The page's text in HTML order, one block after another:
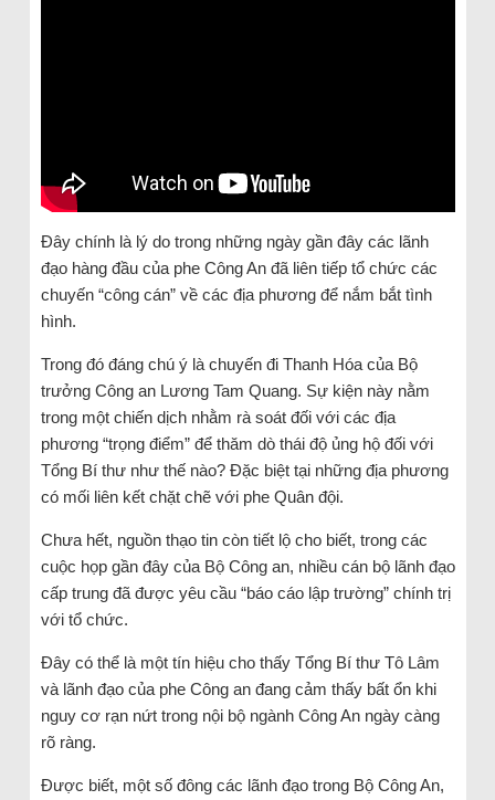
Đây chính là lý do trong những ngày gần đây các lãnh
đạo hàng đầu của phe Công An đã liên tiếp tổ chức các
chuyến “công cán” về các địa phương để nắm bắt tình
hình.
Trong đó đáng chú ý là chuyến đi Thanh Hóa của Bộ
trưởng Công an Lương Tam Quang. Sự kiện này nằm
trong một chiến dịch nhằm rà soát đối với các địa
phương “trọng điểm” để thăm dò thái độ ủng hộ đối với
Tổng Bí thư như thế nào? Đặc biệt tại những địa phương
có mối liên kết chặt chẽ với phe Quân đội.
Chưa hết, nguồn thạo tin còn tiết lộ cho biết, trong các
cuộc họp gần đây của Bộ Công an, nhiều cán bộ lãnh đạo
cấp trung đã được yêu cầu “báo cáo lập trường” chính trị
với tổ chức.
Đây có thể là một tín hiệu cho thấy Tổng Bí thư Tô Lâm
và lãnh đạo của phe Công an đang cảm thấy bất ổn khi
nguy cơ rạn nứt trong nội bộ ngành Công An ngày càng
rõ ràng.
Được biết, một số đông các lãnh đạo trong Bộ Công An,